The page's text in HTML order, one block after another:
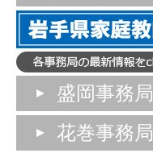
盛岡事務局
花巻事務局